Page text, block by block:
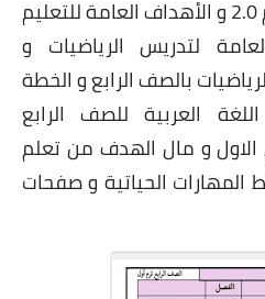
سمات محور إصلاح التعليم 2.0 و الأهداف العامة للتعليم
لتدريس الرياضيات و
بالصف الرابع و الخطة
العربية للصف الرابع
الاول و مال الهدف من تعلم
المهارات الحياتية و صفحات